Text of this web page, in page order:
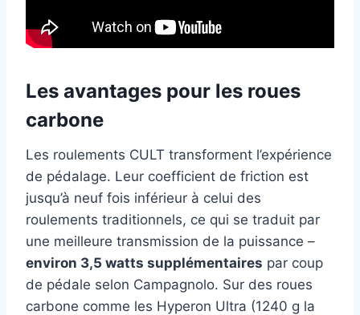
Les avantages pour les roues
carbone
Les roulements CULT transforment l’expérience
de pédalage. Leur coefficient de friction est
jusqu’à neuf fois inférieur à celui des
roulements traditionnels, ce qui se traduit par
une meilleure transmission de la puissance –
environ 3,5 watts supplémentaires par coup
de pédale selon Campagnolo. Sur des roues
carbone comme les Hyperon Ultra (1240 g la